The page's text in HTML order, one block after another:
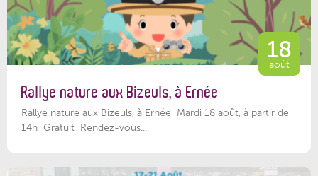
18
août
Rallye nature aux Bizeuls, à Ernée
Rallye nature aux Bizeuls, à Ernée Mardi 18 août, à partir de
14h Gratuit Rendez-vous...